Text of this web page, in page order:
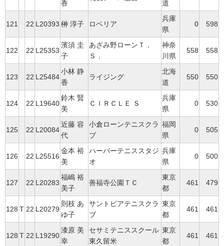
香
道
121 22 L20393 榊 淳子 ロベリア
兵庫
県
0 598
122 22 L25353
濱須 圭
子
あざみ野ローンＴ．
Ｓ．
神奈
川県
558 558
123 22 L25484
小林 静
香
ライジング
北海
道
550 550
124 22 L19640
鈴木 賢
美
ＣＩＲＣＬＥ Ｓ
兵庫
県
0 530
125 22 L20084
近藤 容
代
小倉ローンテニスクラ
ブ
福岡
県
0 505
126 22 L25516
金本 裕
美
ハーバーテニススタジ
オ
兵庫
県
0 500
127 22 L20283
福嶋 裕
美子
善福寺公園ＴＣ
東京
都
461 479
128 T 22 L20279
則枝 あ
ゆ子
サントピアテニスクラ
ブ
東京
都
461 461
128 T 22 L19290
漆原 美
幸
セサミテニススクール
東久留米
東京
都
461 461